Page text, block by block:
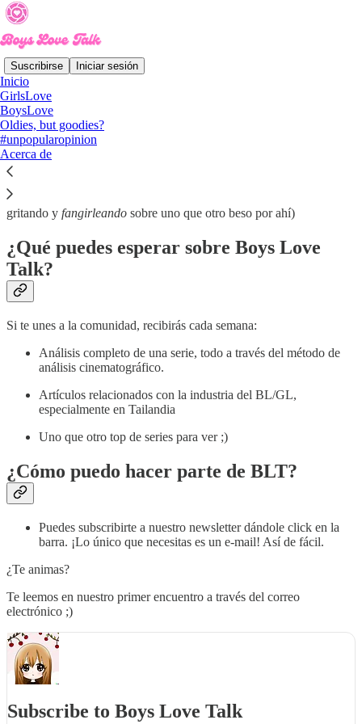
Suscribirse Iniciar sesión
Inicio
GirlsLove
BoysLove
Oldies, but goodies?
#unpopularopinion
Acerca de
Las series y películas no están obligadas a enseñarnos cómo
funciona nuestra sociedad. Pero, de algún modo, con ella podemos
decodificar la perspectiva que sus creadores tiene del mundo a través
del proceso creativo.
Esa es la razón por la que ha nacido Boys Love Talk. Un espacio
típico “¿cuál fue tu escena favorita?” (aún cuando nos descubrirán
gritando y fangirleando sobre uno que otro beso por ahí)
¿Qué puedes esperar sobre Boys Love
Talk?
Si te unes a la comunidad, recibirás cada semana:
Análisis completo de una serie, todo a través del método de
análisis cinematográfico.
Artículos relacionados con la industria del BL/GL,
especialmente en Tailandia
Uno que otro top de series para ver ;)
¿Cómo puedo hacer parte de BLT?
Puedes subscribirte a nuestro newsletter dándole click en la
barra. ¡Lo único que necesitas es un e-mail! Así de fácil.
¿Te animas?
Te leemos en nuestro primer encuentro a través del correo
electrónico ;)
Subscribe to Boys Love Talk